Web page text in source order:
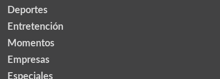
Deportes
Entretención
Momentos
Empresas
Especiales